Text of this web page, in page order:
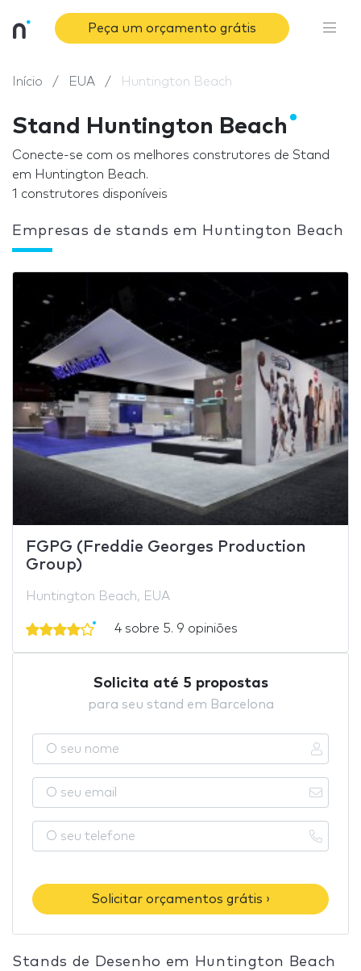
Peça um orçamento grátis
Início EUA Huntington Beach
Stand Huntington Beach
Conecte-se com os melhores construtores de Stand
em Huntington Beach.
1 construtores disponíveis
Empresas de stands em Huntington Beach
FGPG (Freddie Georges Production
Group)
Huntington Beach, EUA
4 sobre 5. 9 opiniões
Solicita até 5 propostas
para seu stand em Barcelona
Solicitar orçamentos grátis ›
Stands de Desenho em Huntington Beach